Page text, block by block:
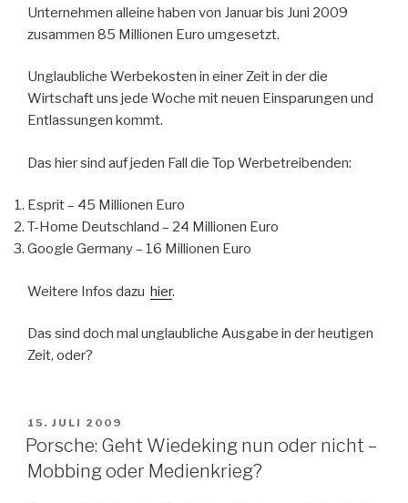
Unternehmen alleine haben von Januar bis Juni 2009
zusammen 85 Millionen Euro umgesetzt.
Unglaubliche Werbekosten in einer Zeit in der die
Wirtschaft uns jede Woche mit neuen Einsparungen und
Entlassungen kommt.
Das hier sind auf jeden Fall die Top Werbetreibenden:
Esprit – 45 Millionen Euro
T-Home Deutschland – 24 Millionen Euro
Google Germany – 16 Millionen Euro
Weitere Infos dazu hier.
Das sind doch mal unglaubliche Ausgabe in der heutigen
Zeit, oder?
VERÖFFENTLICHT
AM
15. JULI 2009
Porsche: Geht Wiedeking nun oder nicht –
Mobbing oder Medienkrieg?